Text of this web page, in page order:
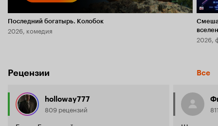
Последний богатырь. Колобок
2026, комедия
2026,
Рецензии Все
holloway777
809 рецензий